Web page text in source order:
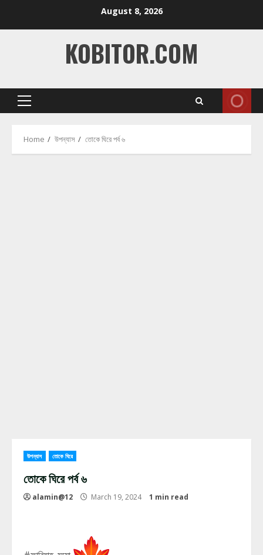
August 8, 2026
KOBITOR.COM
Primary
Home উপন্যাস তোকে ঘিরে পর্ব ৬
উপন্যাস তোকে ঘিরে
তোকে ঘিরে পর্ব ৬
alamin@12 March 19, 2024 1 min read